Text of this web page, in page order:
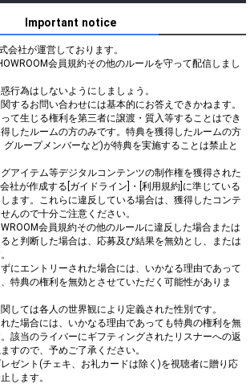
Important notice
会社が運営しております。
会員規約その他のルールを守って配信しまし
行為はしないようにしましょう。
するお問い合わせには基本的にお答えできかねます。
て生じる権利を第三者に譲渡・質入等することはでき
したルームの方のみです。特典を獲得したルームの方
ループメンバーなど)が特典を実施することは禁止と
アイテム等デジタルコンテンツの制作権を獲得された
社が作成する[ガイドライン]・[利用規約]に準じている
ます。これらに違反している場合は、獲得したコンテ
んので十分ご注意ください。
会員規約その他のルールに違反した場合または
と判断した場合は、応募及び結果を無効とし、または
にエントリーされた場合には、いかなる理由であって
特典の権利を無効とさせていただく可能性がありま
しては各人の世界観により定義された性別です。
た場合には、いかなる理由であっても特典の権利を無
該当のライバーにギフティングされたリスナーへの返
すので、予めご了承ください。
ゼント(チェキ、お礼カードは除く)を視聴者に贈り応
します。